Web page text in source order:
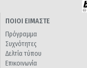
ΠΟΙΟΙ ΕΙΜΑΣΤΕ
Πρόγραμμα
Συχνότητες
Δελτία τύπου
Επικοινωνία